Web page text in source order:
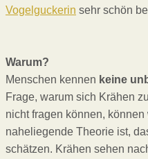
Vogelguckerin sehr schön
Warum?
Menschen kennen keine
Frage, warum sich Krähen
nicht fragen können,
naheliegende Theorie ist,
schätzen. Krähen sehen